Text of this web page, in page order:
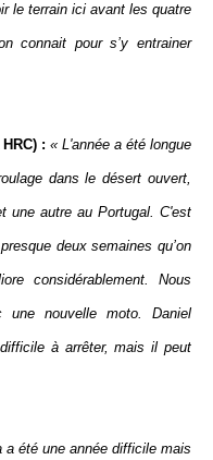
le terrain ici avant les quatre
connait pour s’y entrainer
: « L'année a été longue
dans le désert ouvert,
une autre au Portugal. C'est
deux semaines qu’on
considérablement. Nous
une nouvelle moto. Daniel
à arrêter, mais il peut
a été une année difficile mais